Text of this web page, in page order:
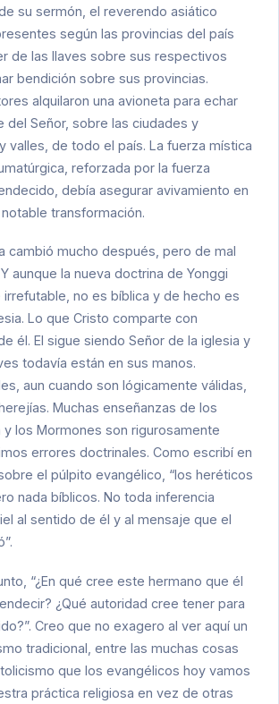
su sermón, el reverendo asiático
según las provincias del país
de las llaves sobre sus respectivos
bendición sobre sus provincias.
alquilaron una avioneta para echar
del Señor, sobre las ciudades y
valles, de todo el país. La fuerza mística
reforzada por la fuerza
debía asegurar avivamiento en
transformación.
cambió mucho después, pero de mal
aunque la nueva doctrina de Yonggi
no es bíblica y de hecho es
Lo que Cristo comparte con
él. El sigue siendo Señor de la iglesia y
todavía están en sus manos.
aun cuando son lógicamente válidas,
Muchas enseñanzas de los
los Mormones son rigurosamente
errores doctrinales. Como escribí en
el púlpito evangélico, “los heréticos
nada bíblicos. No toda inferencia
al sentido de él y al mensaje que el
“¿En qué cree este hermano que él
¿Qué autoridad cree tener para
Creo que no exagero al ver aquí un
tradicional, entre las muchas cosas
que los evangélicos hoy vamos
práctica religiosa en vez de otras